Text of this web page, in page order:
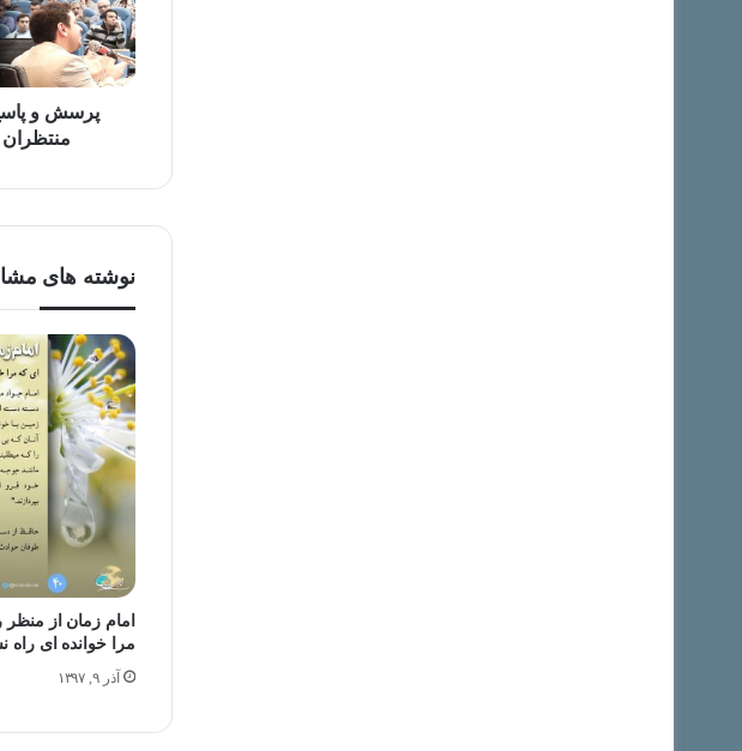
منتظران
نوشته های
مرا خوانده ای راه
آذر ۹, ۱۳۹۷